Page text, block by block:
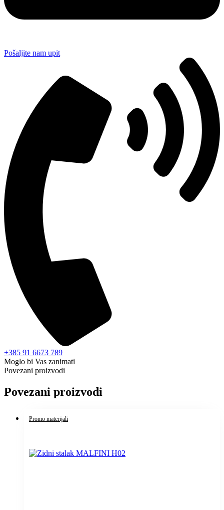
Pošaljite nam upit
+385 91 6673 789
Moglo bi Vas zanimati
Povezani proizvodi
Povezani proizvodi
Promo materijali